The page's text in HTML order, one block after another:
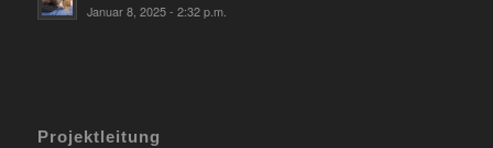
Januar 8, 2025 - 2:32 p.m.
Projektleitung